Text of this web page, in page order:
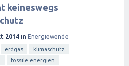
keineswegs
2014 in Energiewende
erdgas
klimaschutz
fossile energien